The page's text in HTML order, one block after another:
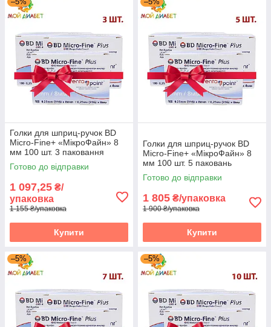
має відповідні сертифікати. Голки для шприц-ручок
допоможуть вам підтримувати цукровий діабет завжди
Голки для шприц-ручок BD
Micro-Fine+ «МікроФайн» 8
мм 100 шт. 3 паковання
Готово до відправки
1 097,25 ₴/
упаковка
1 155 ₴/упаковка
Купити
Голки для шприц-ручок BD
Micro-Fine+ «МікроФайн» 8
мм 100 шт. 5 паковань
Готово до відправки
1 805 ₴/упаковка
1 900 ₴/упаковка
Купити
–5% –5%